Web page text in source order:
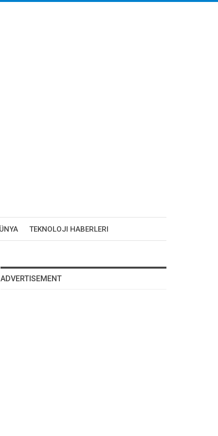
TEKNOLOJI HABERLERI
ADVERTISEMENT